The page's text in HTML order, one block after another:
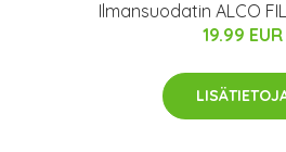
Ilmansuodatin ALCO
19.99 EUR